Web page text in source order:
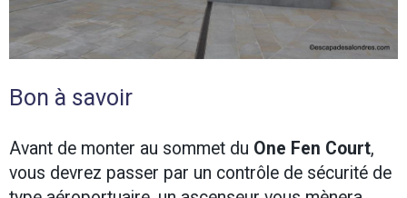
Bon à savoir
Avant de monter au sommet du One Fen Court,
vous devrez passer par un contrôle de sécurité de